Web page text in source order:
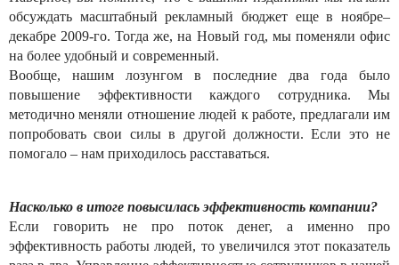
обсуждать масштабный рекламный бюджет еще в ноябре–
декабре 2009-го. Тогда же, на Новый год, мы поменяли офис
на более удобный и современный.
Вообще, нашим лозунгом в последние два года было
повышение эффективности каждого сотрудника. Мы
методично меняли отношение людей к работе, предлагали им
попробовать свои силы в другой должности. Если это не
помогало – нам приходилось расставаться.
Насколько в итоге повысилась эффективность компании?
Если говорить не про поток денег, а именно про
эффективность работы людей, то увеличился этот показатель